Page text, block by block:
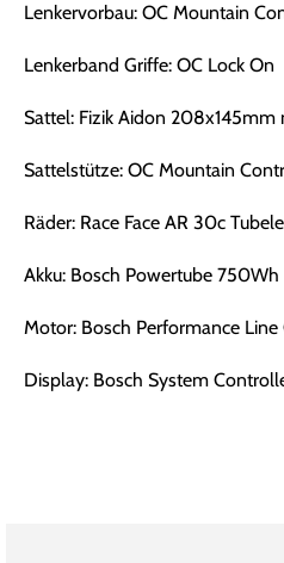
Lenkervorbau: OC Mountain
Lenkerband Griffe: OC Lock On
Sattel: Fizik Aidon 208x145mm
Sattelstütze: OC Mountain
Räder: Race Face AR 30c
Akku: Bosch Powertube
Motor: Bosch Performance
Display: Bosch System